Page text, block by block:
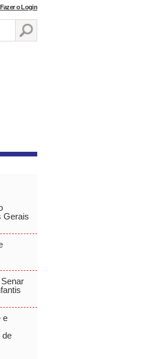
Fazer o Login
Gerais
e
de